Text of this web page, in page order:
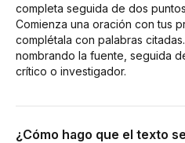
completa seguida de dos
Comienza una oración con tus
complétala con palabras
nombrando la fuente, seguida
crítico o investigador.
¿Cómo hago que el texto